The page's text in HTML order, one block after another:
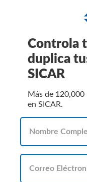
Controla
duplica
SICAR
Más de
en SICAR.